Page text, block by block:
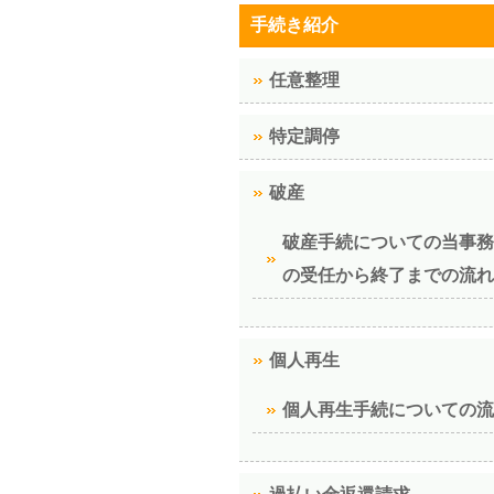
手続き紹介
任意整理
特定調停
破産
破産手続についての当事
の受任から終了までの流れ
個人再生
個人再生手続についての